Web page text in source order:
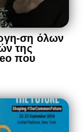
ση όλων
της
που